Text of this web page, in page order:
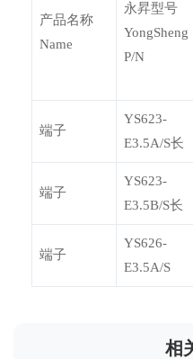
产品名称
Name
永昇型号
YongSheng
P/N
端子
YS623-
E3.5A/S长
端子
YS623-
E3.5B/S长
端子
YS626-
E3.5A/S
相